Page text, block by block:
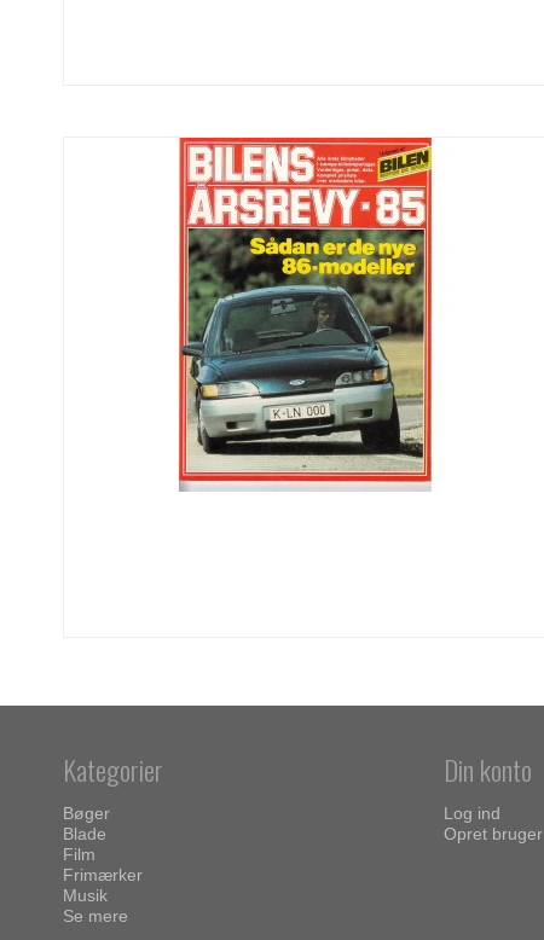
Kategorier
Bøger
Blade
Film
Frimærker
Musik
Se mere
Din konto
Log ind
Opret bruger